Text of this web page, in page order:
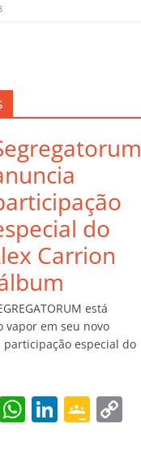
do
Carrion
está
em seu novo
especial do
E W Li G